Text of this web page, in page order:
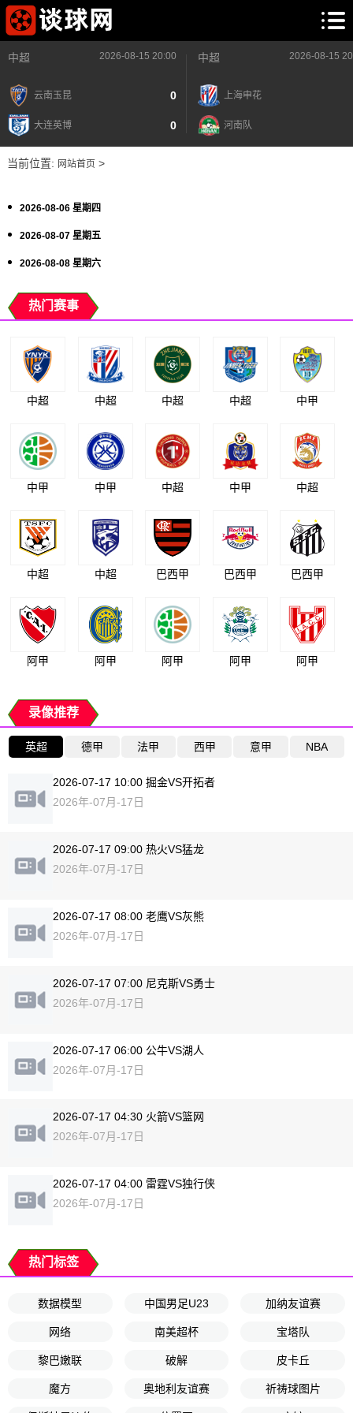
中超 2026-08-15 20:00
云南玉昆 0
大连英博 0
中超 2026-08-15
上海申花
河南队
当前位置: 网站首页>
2026-08-06 星期四
2026-08-07 星期五
2026-08-08 星期六
热门赛事
中超 中超 中超 中超 中甲
中甲 中甲 中超 中甲 中超
中超 中超 巴西甲 巴西甲 巴西甲
阿甲 阿甲 阿甲 阿甲 阿甲
录像推荐
英超 德甲 法甲 西甲 意甲 NBA
2026-07-17 10:00 掘金VS开拓者
2026年-07月-17日
2026-07-17 09:00 热火VS猛龙
2026年-07月-17日
2026-07-17 08:00 老鹰VS灰熊
2026年-07月-17日
2026-07-17 07:00 尼克斯VS勇士
2026年-07月-17日
2026-07-17 06:00 公牛VS湖人
2026年-07月-17日
2026-07-17 04:30 火箭VS篮网
2026年-07月-17日
2026-07-17 04:00 雷霆VS独行侠
2026年-07月-17日
热门标签
数据模型 中国男足U23 加纳友谊赛
网络 南美超杯 宝塔队
黎巴嫩联 破解 皮卡丘
魔方 奥地利友谊赛 祈祷球图片